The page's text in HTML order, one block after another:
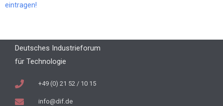
eintragen!
Deutsches Industrieforum
für Technologie
+49 (0) 21 52 / 10 15
info@dif.de